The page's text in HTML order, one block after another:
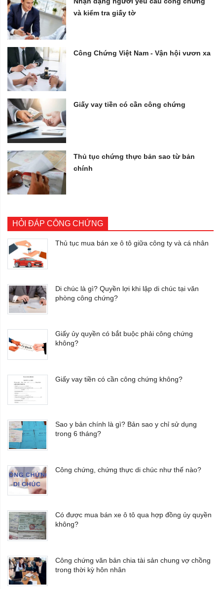
và kiểm tra giấy tờ
Công Chứng Việt Nam - Vận hội vươn xa
Giấy vay tiền có cần công chứng
Thủ tục chứng thực bản sao từ bản
chính
HỎI ĐÁP CÔNG CHỨNG
Thủ tục mua bán xe ô tô giữa công ty và cá nhân
Di chúc là gì? Quyền lợi khi lập di chúc tại văn
phòng công chứng?
Giấy ủy quyền có bắt buộc phải công chứng
không?
Giấy vay tiền có cần công chứng không?
Sao y bản chính là gì? Bản sao y chỉ sử dụng
trong 6 tháng?
Công chứng, chứng thực di chúc như thế nào?
Có được mua bán xe ô tô qua hợp đồng ủy quyền
không?
Công chứng văn bản chia tài sản chung vợ chồng
trong thời kỳ hôn nhân